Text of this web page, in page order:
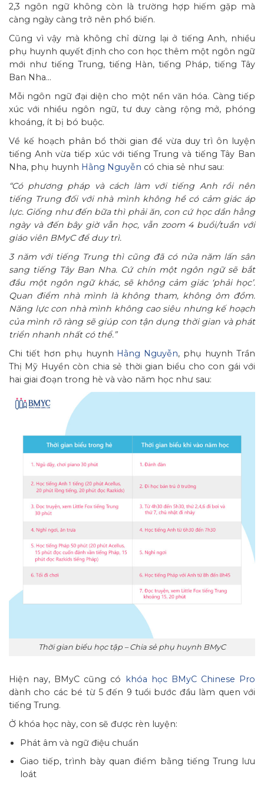
2,3 ngôn ngữ không còn là trường hợp hiếm gặp mà
càng ngày càng trở nên phổ biến.
Cũng vì vậy mà không chỉ dừng lại ở tiếng Anh, nhiều
phụ huynh quyết định cho con học thêm một ngôn ngữ
mới như tiếng Trung, tiếng Hàn, tiếng Pháp, tiếng Tây
Ban Nha…
Mỗi ngôn ngữ đại diện cho một nền văn hóa. Càng tiếp
xúc với nhiều ngôn ngữ, tư duy càng rộng mở, phóng
khoáng, ít bị bó buộc.
Về kế hoạch phân bổ thời gian để vừa duy trì ôn luyện
tiếng Anh vừa tiếp xúc với tiếng Trung và tiếng Tây Ban
Nha, phụ huynh Hằng Nguyễn có chia sẻ như sau:
“Có phương pháp và cách làm với tiếng Anh rồi nên
tiếng Trung đối với nhà mình không hề có cảm giác áp
lực. Giống như đến bữa thì phải ăn, con cứ học dần hằng
ngày và đến bây giờ vẫn học, vẫn zoom 4 buổi/tuần với
giáo viên BMyC để duy trì.
3 năm với tiếng Trung thì cũng đã có nửa năm lấn sân
sang tiếng Tây Ban Nha. Cứ chín một ngôn ngữ sẽ bắt
đầu một ngôn ngữ khác, sẽ không cảm giác ‘phải học’.
Quan điểm nhà mình là không tham, không ôm đồm.
Năng lực con nhà mình không cao siêu nhưng kế hoạch
của mình rõ ràng sẽ giúp con tận dụng thời gian và phát
triển nhanh nhất có thể.”
Chi tiết hơn phụ huynh Hằng Nguyễn, phụ huynh Trần
Thị Mỹ Huyền còn chia sẻ thời gian biểu cho con gái với
hai giai đoạn trong hè và vào năm học như sau:
Thời gian biểu học tập – Chia sẻ phụ huynh BMyC
Hiện nay, BMyC cũng có
khóa học BMyC Chinese Pro
dành cho các bé từ 5 đến 9 tuổi bước đầu làm quen với
tiếng Trung.
Ở khóa học này, con sẽ được rèn luyện:
Phát âm và ngữ điệu chuẩn
Giao tiếp, trình bày quan điểm bằng tiếng Trung lưu
loát